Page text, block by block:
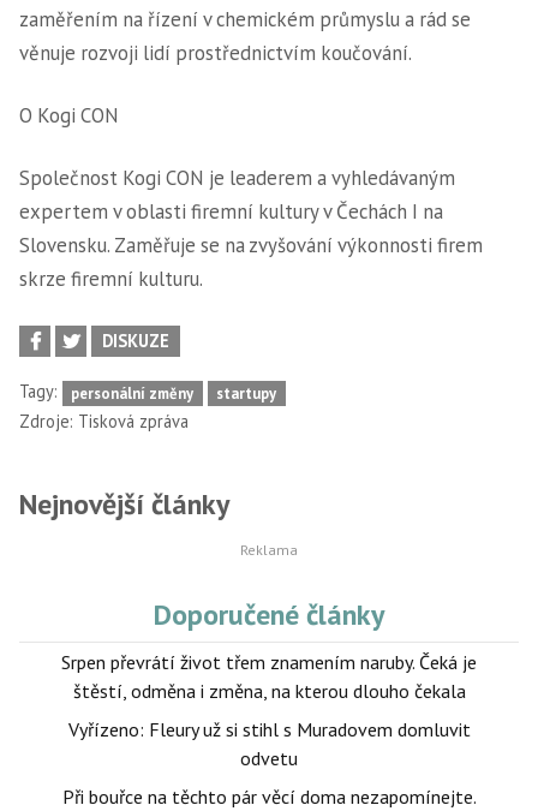
zaměřením na řízení v chemickém průmyslu a rád se
věnuje rozvoji lidí prostřednictvím koučování.
O Kogi CON
Společnost Kogi CON je leaderem a vyhledávaným
expertem v oblasti firemní kultury v Čechách I na
Slovensku. Zaměřuje se na zvyšování výkonnosti firem
skrze firemní kulturu.
DISKUZE
Tagy: personální změny startupy
Zdroje: Tisková zpráva
Nejnovější články
Doporučené články
Srpen převrátí život třem znamením naruby. Čeká je
štěstí, odměna i změna, na kterou dlouho čekala
Vyřízeno: Fleury už si stihl s Muradovem domluvit
odvetu
Při bouřce na těchto pár věcí doma nezapomínejte.